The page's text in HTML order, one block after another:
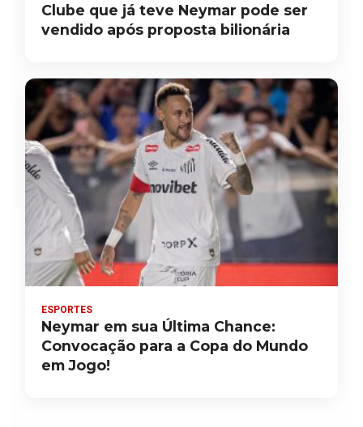
Clube que já teve Neymar pode ser
vendido após proposta bilionária
ESPORTES
Neymar em sua Última Chance:
Convocação para a Copa do Mundo
em Jogo!